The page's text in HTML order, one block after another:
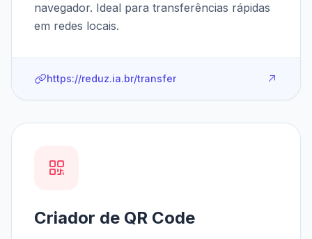
navegador. Ideal para transferências rápidas
em redes locais.
https://reduz.ia.br/transfer
Criador de QR Code